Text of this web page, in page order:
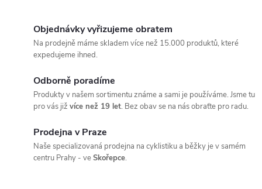
Objednávky vyřizujeme obratem
Na prodejně máme skladem více než 15.000 produktů, které
expedujeme ihned.
Odborně poradíme
Produkty v našem sortimentu známe a sami je používáme. Jsme tu
pro vás již více než 19 let. Bez obav se na nás obraťte pro radu.
Prodejna v Praze
Naše specializovaná prodejna na cyklistiku a běžky je v samém
centru Prahy - veSkořepce.